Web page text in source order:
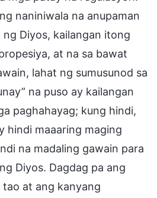
naniniwala na anupaman
Diyos, kailangan itong
at na sa bawat
lahat ng sumusunod sa
na puso ay kailangan
paghahayag; kung hindi,
hindi maaaring maging
na madaling gawain para
Diyos. Dagdag pa ang
at ang kanyang